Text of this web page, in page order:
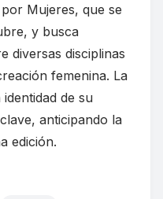
Mujeres, que se
y busca
diversas disciplinas
femenina. La
de su
anticipando la
edición.